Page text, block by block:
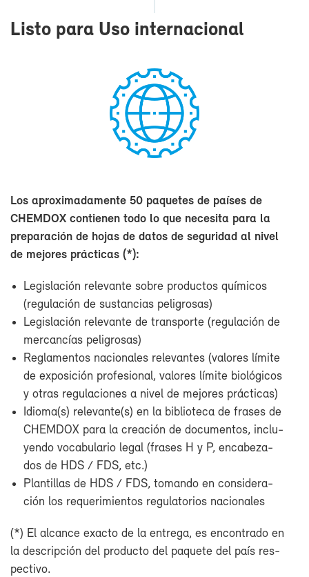
Lis­to pa­ra Uso in­ter­na­cio­nal
Los apro­xi­ma­da­men­te 50 pa­que­tes de paí­ses de
CHEM­DOX con­tie­nen to­do lo que ne­ce­si­ta pa­ra la
pre­pa­ra­ción de ho­jas de da­tos de se­gu­ri­dad al ni­vel
de me­jo­res prác­ti­cas (*):
Le­gis­la­ción re­le­van­te so­bre pro­duc­tos quí­mi­cos
(re­gu­la­ción de sus­tan­cias pe­li­gro­sas)
Le­gis­la­ción re­le­van­te de trans­por­te (re­gu­la­ción de
mer­can­cías pe­li­gro­sas)
Re­gla­men­tos na­cio­na­les re­le­van­tes (va­lo­res lí­mi­te
de ex­po­si­ción pro­fe­sio­nal, va­lo­res lí­mi­te bio­ló­gi­cos
y otras re­gu­la­cio­nes a ni­vel de me­jo­res prác­ti­cas)
Idio­ma(s) re­le­van­te(s) en la bi­blio­te­ca de fra­ses de
CHEM­DOX pa­ra la crea­ción de do­cu­men­tos, in­clu­
yen­do vo­ca­bu­la­rio le­gal (fra­ses H y P, en­ca­be­za­
dos de HDS / FDS, etc.)
Plan­ti­llas de HDS / FDS, to­man­do en con­si­de­ra­
ción los re­que­ri­mien­tos re­gu­la­to­rios na­cio­na­les
(*) El al­can­ce exac­to de la en­tre­ga, es en­con­tra­do en
la des­crip­ción del pro­duc­to del pa­que­te del país res­
pec­ti­vo.